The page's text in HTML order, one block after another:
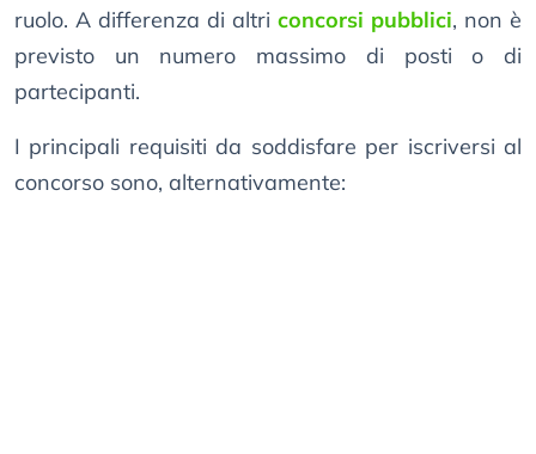
ruolo. A differenza di altri concorsi pubblici, non è
previsto un numero massimo di posti o di
partecipanti.
I principali requisiti da soddisfare per iscriversi al
concorso sono, alternativamente: